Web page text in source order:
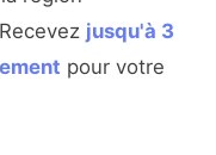
jusqu'à 3
pour votre